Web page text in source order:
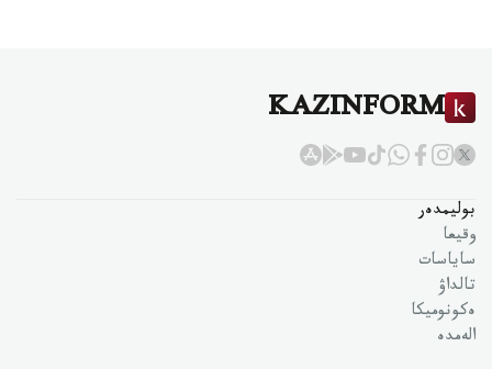
KAZINFORM
بوليمدەر
وقيعا
ساياسات
تالداۋ
ەكونوميكا
الەمدە